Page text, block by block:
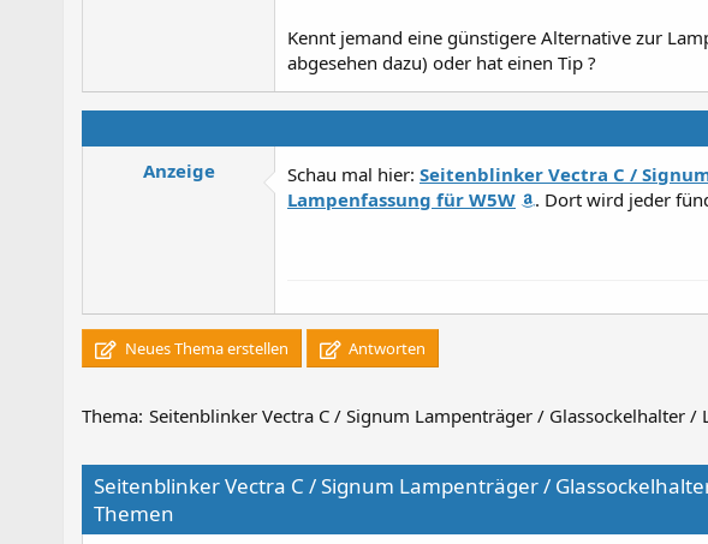
Kennt jemand eine günstigere Alternative zur
abgesehen dazu) oder hat einen Tip ?
Anzeige Schau mal hier: Seitenblinker Vectra C /
Lampenfassung für W5W
. Dort wird jeder
Neues Thema erstellen Antworten
Thema: Seitenblinker Vectra C / Signum Lampenträger / Glassockelhalter /
Seitenblinker Vectra C / Signum Lampenträger /
Themen